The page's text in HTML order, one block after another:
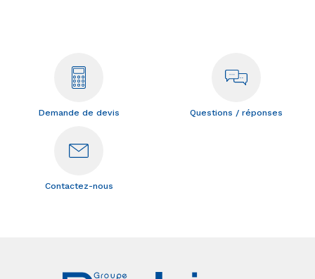
Demande de devis Questions / réponses
Contactez-nous